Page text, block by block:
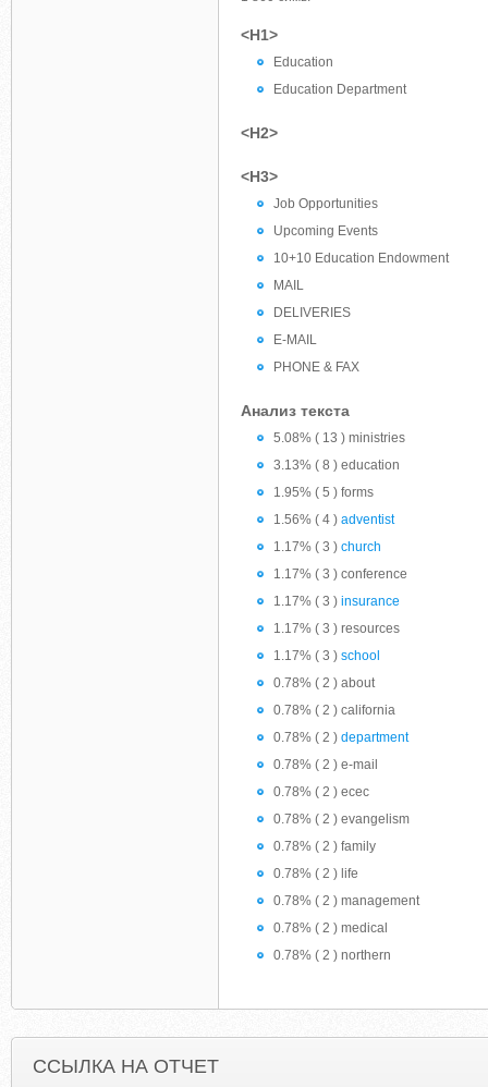
<H1>
Education
Education Department
<H2>
<H3>
Job Opportunities
Upcoming Events
10+10 Education Endowment
MAIL
DELIVERIES
E-MAIL
PHONE & FAX
Анализ текста
5.08% ( 13 ) ministries
3.13% ( 8 ) education
1.95% ( 5 ) forms
1.56% ( 4 ) adventist
1.17% ( 3 ) church
1.17% ( 3 ) conference
1.17% ( 3 ) insurance
1.17% ( 3 ) resources
1.17% ( 3 ) school
0.78% ( 2 ) about
0.78% ( 2 ) california
0.78% ( 2 ) department
0.78% ( 2 ) e-mail
0.78% ( 2 ) ecec
0.78% ( 2 ) evangelism
0.78% ( 2 ) family
0.78% ( 2 ) life
0.78% ( 2 ) management
0.78% ( 2 ) medical
0.78% ( 2 ) northern
ССЫЛКА НА ОТЧЕТ